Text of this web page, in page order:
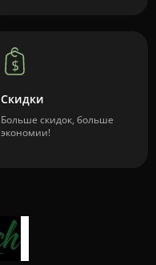
Скидки
Больше скидок, больше
экономии!